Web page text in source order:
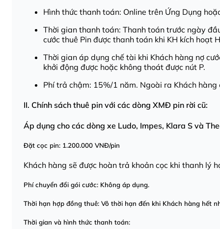
Hình thức thanh toán: Online trên Ứng Dụng
Thời gian thanh toán: Thanh toán trước ngày
cước thuê Pin được thanh toán khi KH kích hoạt
Thời gian áp dụng chế tài khi Khách hàng nợ
khởi động được hoặc không thoát được nút P.
Phí trả chậm: 15%/1 năm. Ngoài ra Khách
II. Chính sách thuê pin với các dòng XMĐ pin rời cũ:
Áp dụng cho các dòng xe Ludo, Impes, Klara S và
Đặt cọc pin: 1.200.000 VNĐ/pin
Khách hàng sẽ được hoàn trả khoản cọc khi thanh lý
Phí chuyển đổi gói cước: Không áp dụng.
Thời hạn hợp đồng thuê: Vô thời hạn đến khi Khách hàng hết
Thời gian và hình thức thanh toán: